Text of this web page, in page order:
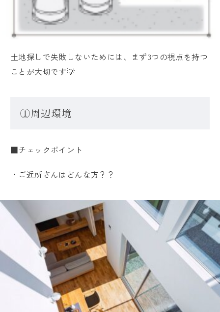
オーナー様専用ページ
土地探しで失敗しないためには、まず3つの視点を持つ
ことが大切です💡
①周辺環境
■チェックポイント
・ご近所さんはどんな方？？